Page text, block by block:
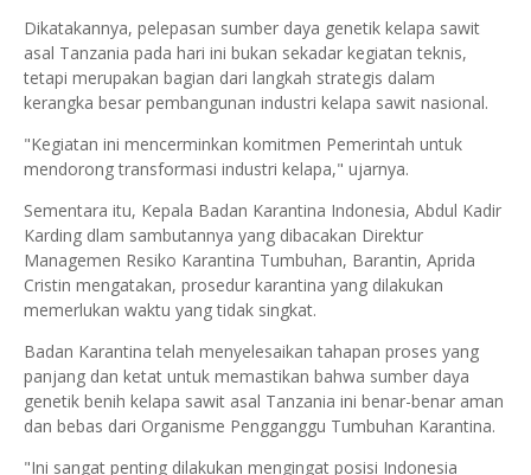
Dikatakannya, pelepasan sumber daya genetik kelapa sawit
asal Tanzania pada hari ini bukan sekadar kegiatan teknis,
tetapi merupakan bagian dari langkah strategis dalam
kerangka besar pembangunan industri kelapa sawit nasional.
"Kegiatan ini mencerminkan komitmen Pemerintah untuk
mendorong transformasi industri kelapa," ujarnya.
Sementara itu, Kepala Badan Karantina Indonesia, Abdul Kadir
Karding dlam sambutannya yang dibacakan Direktur
Managemen Resiko Karantina Tumbuhan, Barantin, Aprida
Cristin mengatakan, prosedur karantina yang dilakukan
memerlukan waktu yang tidak singkat.
Badan Karantina telah menyelesaikan tahapan proses yang
panjang dan ketat untuk memastikan bahwa sumber daya
genetik benih kelapa sawit asal Tanzania ini benar-benar aman
dan bebas dari Organisme Pengganggu Tumbuhan Karantina.
"Ini sangat penting dilakukan mengingat posisi Indonesia